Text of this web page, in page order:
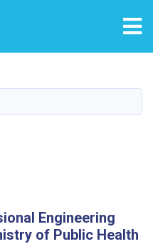
Engineering
of Public Health